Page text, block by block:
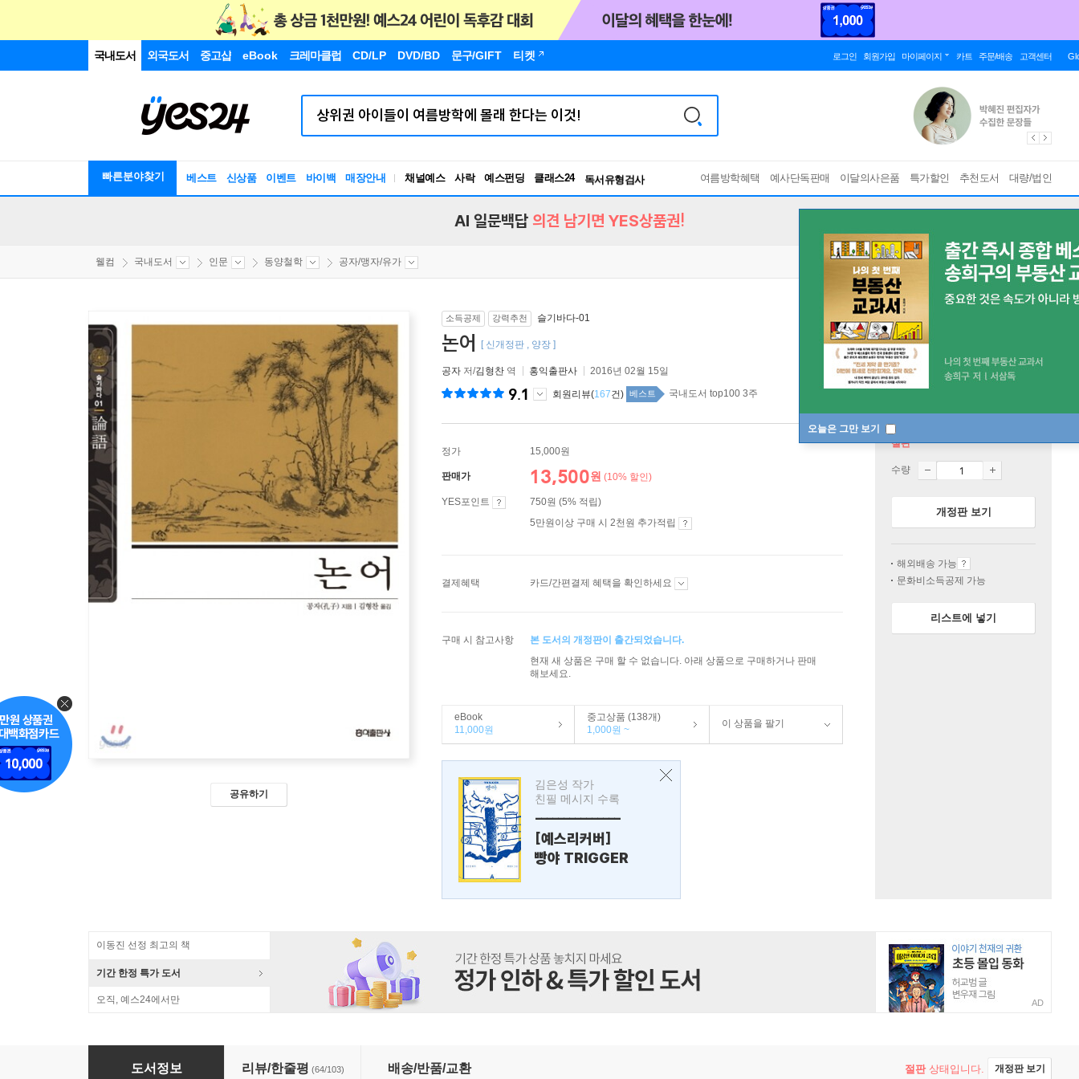
국내도서 외국도서 중고샵 eBook 크레마클럽 CD/LP DVD/BD 문구/GIFT 티켓 로그인 회원가입 마이페이지 카트 주문/배송 고객센터
빠른분야찾기 베스트 신상품 이벤트 바이백 매장안내 채널예스 사락 예스펀딩 클래스24
독서유형검사
RBTI Lab
여름방학혜택 예사단독판매 이달의사은품 특가할인 추천도서 대량/법인
오늘은 그만 보기
AI 일문백답 의견 남기면 YES상품권!
웰컴 국내도서 인문 동양철학 공자/맹자/유가
공유하기
소득공제 강력추천 슬기바다-01
논어 [ 신개정판 , 양장 ]
공자 저/김형찬 역 홍익출판사 2016년 02월 15일
9.1 회원리뷰(167건) 베스트 국내도서 top100 3주
정가 15,000원
판매가 13,500원 (10% 할인)
YES포인트
750원 (5% 적립)
5만원이상 구매 시 2천원 추가적립
결제혜택 카드/간편결제 혜택을 확인하세요
구매 시 참고사항
본 도서의 개정판이 출간되었습니다.
현재 새 상품은 구매 할 수 없습니다. 아래 상품으로 구매하거나 판매
해보세요.
eBook
11,000원
중고상품 (138개)
1,000원 ~
이 상품을 팔기
김은성 작가
친필 메시지 수록
---------------
[예스리커버]
빵야 TRIGGER
절판
수량
개정판 보기
해외배송 가능
문화비소득공제 가능
리스트에 넣기
이동진 선정 최고의 책
기간 한정 특가 도서
오직, 예스24에서만 AD
도서정보 리뷰/한줄평 (64/103) 배송/반품/교환 절판상태입니다. 개정판 보기